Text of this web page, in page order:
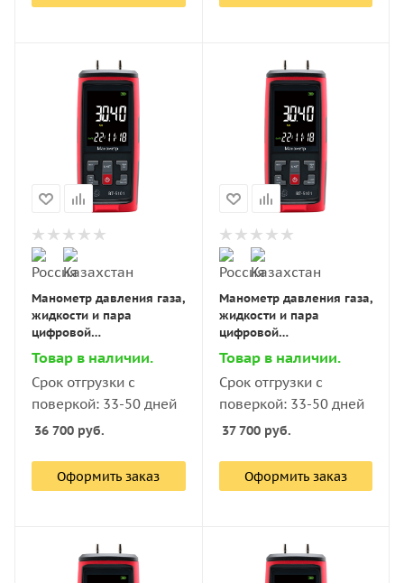
Манометр давления газа,
жидкости и пара
цифровой
дифференциальный В7-
5101 ±2,5 кПа
Товар в наличии.
Срок отгрузки с
поверкой: 33-50 дней
36 700 руб.
Оформить заказ
Манометр давления газа,
жидкости и пара
цифровой
дифференциальный В7-
5101 ±4 кПа
Товар в наличии.
Срок отгрузки с
поверкой: 33-50 дней
37 700руб.
Оформить заказ